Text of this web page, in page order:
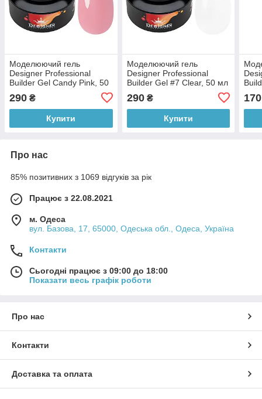
Моделюючий гель
Designer Professional
Builder Gel Candy Pink, 50
290 ₴
Купити
Моделюючий гель
Designer Professional
Builder Gel #7 Clear, 50 мл
290₴
Купити
170
Про нас
85% позитивних з 1069 відгуків за рік
Працює з 22.08.2021
м. Одеса
вул. Базова, 17, 65000, Одеська обл., Одеса, Україна
Контакти
Сьогодні працює з 09:00 до 18:00
Показати весь графік роботи
Про нас
Контакти
Доставка та оплата